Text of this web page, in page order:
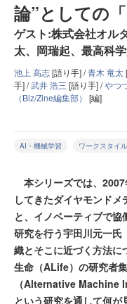
論”としての「
ゲスト:株式会社オル
太、岡瑞起、最高科
池上 高志[語り手] /青木 竜太
手] /武井 浩三 [語り手] /やつ
（Biz/Zine編集部） [編]
AI・機械学習 ワークスタイル
本シリーズでは、
してきたダイヤモンド
と、イノベーティブで
研究を行う宇田川元一氏
織とそこに近づく方法に
生命（ALife）の研究者
（Alternative Machine
という研究を通して何